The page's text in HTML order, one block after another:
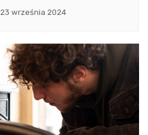
23 września 2024